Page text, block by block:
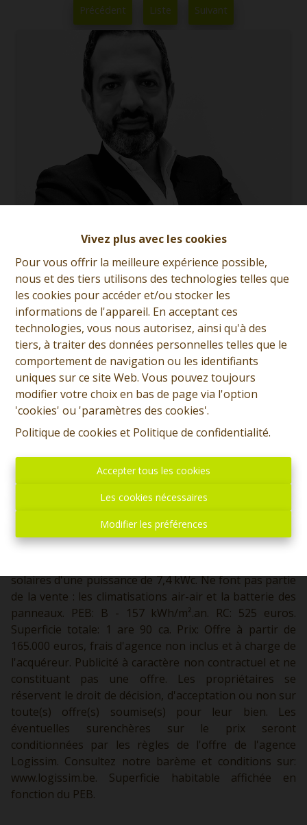
Vivez plus avec les cookies
Pour vous offrir la meilleure expérience possible,
nous et des tiers utilisons des technologies telles que
les cookies pour accéder et/ou stocker les
informations de l'appareil. En acceptant ces
technologies, vous nous autorisez, ainsi qu'à des
tiers, à traiter des données personnelles telles que le
comportement de navigation ou les identifiants
uniques sur ce site Web. Vous pouvez toujours
modifier votre choix en bas de page via l'option
'cookies' ou 'paramètres des cookies'.
Politique de cookies et Politique de confidentialité.
Accepter tous les cookies
Les cookies nécessaires
Modifier les préférences
Précédent Liste Suivant
Giorgio Marsala
Demande d'informations
+32 (0)65 31 96 96
4 1 146 m² 190 m²
SOUS OPTION - PLUS DE VISITE - Prix: Offre à partir de
l'acquéreur. Maison à rafraichir comprenant: Sous-sol:
Cave. Rez: Hall d'entrée, salon avant, salon arrière,
cuisine semi-équipée, salle de bain, terrasse, jardin.
Etage: Hall de nuit menant à une salle de douche et 2
chambres Etage 2: Hall de nuit, WC séparé et deux
chambres. Divers: Châssis double vitrage, chauffage
solaires d'une puissance de 7,4 kWc. Ne font pas partie
de la vente : les climatisations air-air et la batterie des
panneaux. PEB: B - 157 kWh/m².an. RC: 525 euros.
Superficie totale: 1 are 90 ca. Prix: Offre à partir de
165.000 euros, frais d'agence non inclus et à charge de
l'acquéreur. Publicité à caractère non contractuel et ne
constituant pas une offre. Les propriétaires se
réservent le droit de décision, d'acceptation ou non sur
toute(s) offre(s) soumise(s) pour leur bien. Les
éventuelles surenchères sur le prix seront
conditionnées par les règles de l'offre de l'agence
Logissim. Consultez notre barème et conditions sur:
www.logissim.be. Superficie habitable affichée en
fonction du PEB.